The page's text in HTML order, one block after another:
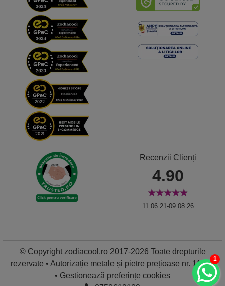
Recenzii Clienți
4.90
11.06.21-09.08.26
© Copyright zodiacool.ro 2017-2026 Toate drepturile
rezervate • Autorizație metale și pietre prețioase nr. 11837
• Gestionează preferințe cookies
1